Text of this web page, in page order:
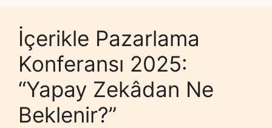
İçerikle Pazarlama
Konferansı 2025:
“Yapay Zekâdan Ne
Beklenir?”